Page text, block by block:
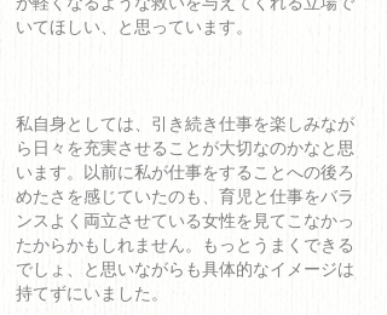
いてほしい、と思っています。
私自身としては、引き続き仕事を楽しみなが
ら日々を充実させることが大切なのかなと思
います。以前に私が仕事をすることへの後ろ
めたさを感じていたのも、育児と仕事をバラ
ンスよく両立させている女性を見てこなかっ
たからかもしれません。もっとうまくできる
でしょ、と思いながらも具体的なイメージは
持てずにいました。